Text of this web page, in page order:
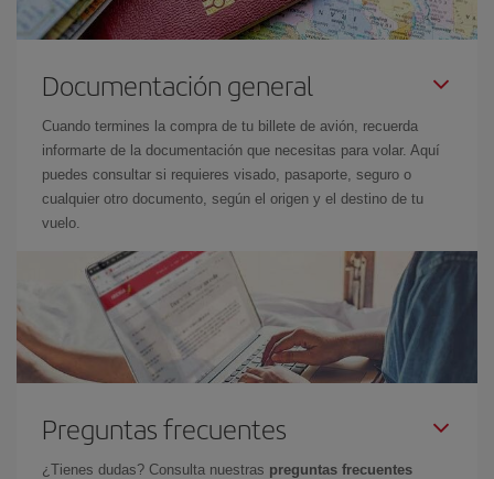
Documentación general
Cuando termines la compra de tu billete de avión, recuerda
informarte de la documentación que necesitas para volar. Aquí
puedes consultar si requieres visado, pasaporte, seguro o
cualquier otro documento, según el origen y el destino de tu
vuelo.
Preguntas frecuentes
¿Tienes dudas? Consulta nuestras preguntas frecuentes